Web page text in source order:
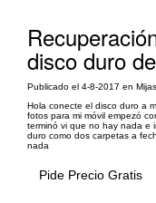
disco duro
Publicado el 4-8-2017 en
Hola conecte el disco duro a
fotos para mi móvil empezó
terminó vi que no hay nada e
duro como dos carpetas a
nada
Pide Precio Gratis